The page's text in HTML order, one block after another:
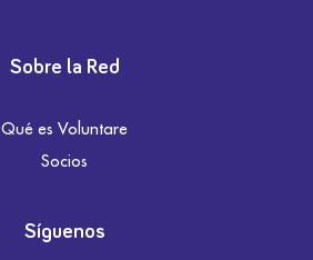
Sobre la Red
Qué es Voluntare
Socios
Síguenos